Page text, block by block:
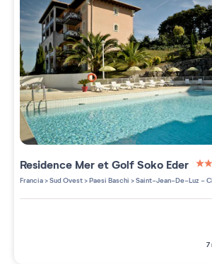
Residence Mer et Golf Soko Eder
3
Francia>Sud Ovest>Paesi Baschi >Saint-Jean-De-Luz -
7